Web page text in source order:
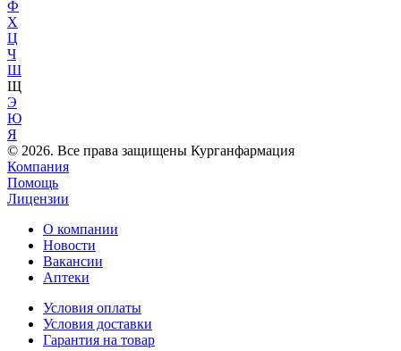
Ф
Х
Ц
Ч
Ш
Щ
Э
Ю
Я
© 2026. Все права защищены Курганфармация
Компания
Помощь
Лицензии
О компании
Новости
Вакансии
Аптеки
Условия оплаты
Условия доставки
Гарантия на товар